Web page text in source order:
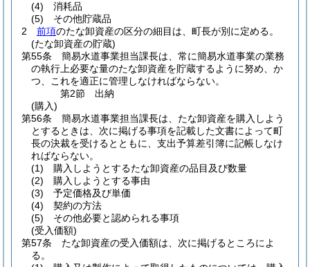
(4)
消耗品
(5)
その他貯蔵品
2
前項のたな卸資産の区分の細目は、町長が別に定める。
(たな卸資産の貯蔵)
第55条
簡易水道事業担当課長は、常に簡易水道事業の業務
の執行上必要な量のたな卸資産を貯蔵するように努め、か
つ、これを適正に管理しなければならない。
第2節
出納
(購入)
第56条
簡易水道事業担当課長は、たな卸資産を購入しよう
とするときは、次に掲げる事項を記載した文書によって町
長の決裁を受けるとともに、支出予算差引簿に記帳しなけ
ればならない。
(1)
購入しようとするたな卸資産の品目及び数量
(2)
購入しようとする事由
(3)
予定価格及び単価
(4)
契約の方法
(5)
その他必要と認められる事項
(受入価額)
第57条
たな卸資産の受入価額は、次に掲げるところによ
る。